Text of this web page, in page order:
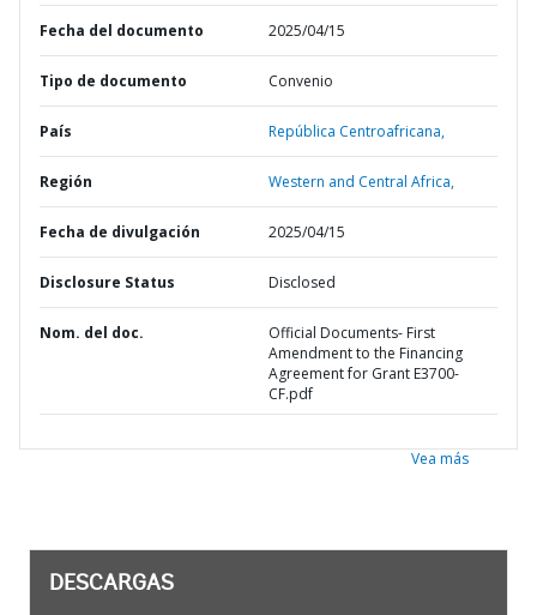
Fecha del documento 2025/04/15
Tipo de documento Convenio
País República Centroafricana,
Región Western and Central Africa,
Fecha de divulgación 2025/04/15
Disclosure Status Disclosed
Nom. del doc.
Official Documents- First
Amendment to the Financing
Agreement for Grant E3700-
CF.pdf
Vea más
DESCARGAS